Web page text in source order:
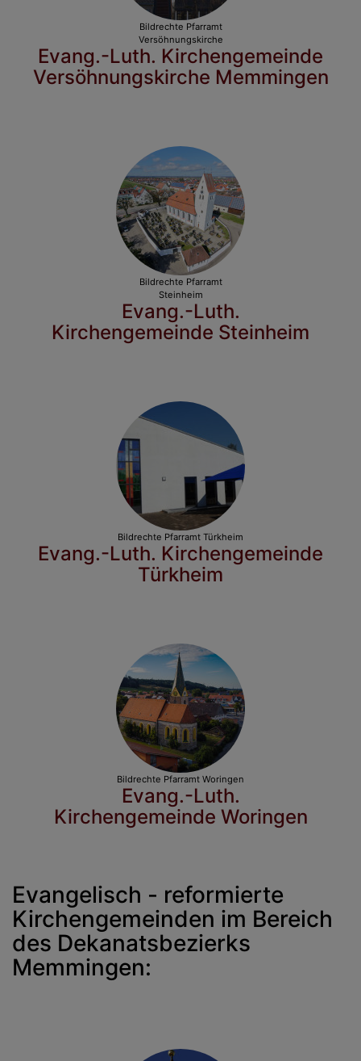
Bildrechte Pfarramt
Versöhnungskirche
Evang.-Luth. Kirchengemeinde
Versöhnungskirche Memmingen
Bildrechte Pfarramt
Steinheim
Evang.-Luth.
Kirchengemeinde Steinheim
Bildrechte Pfarramt Türkheim
Evang.-Luth. Kirchengemeinde
Türkheim
Bildrechte Pfarramt Woringen
Evang.-Luth.
Kirchengemeinde Woringen
Evangelisch - reformierte
Kirchengemeinden im Bereich
des Dekanatsbezierks
Memmingen: